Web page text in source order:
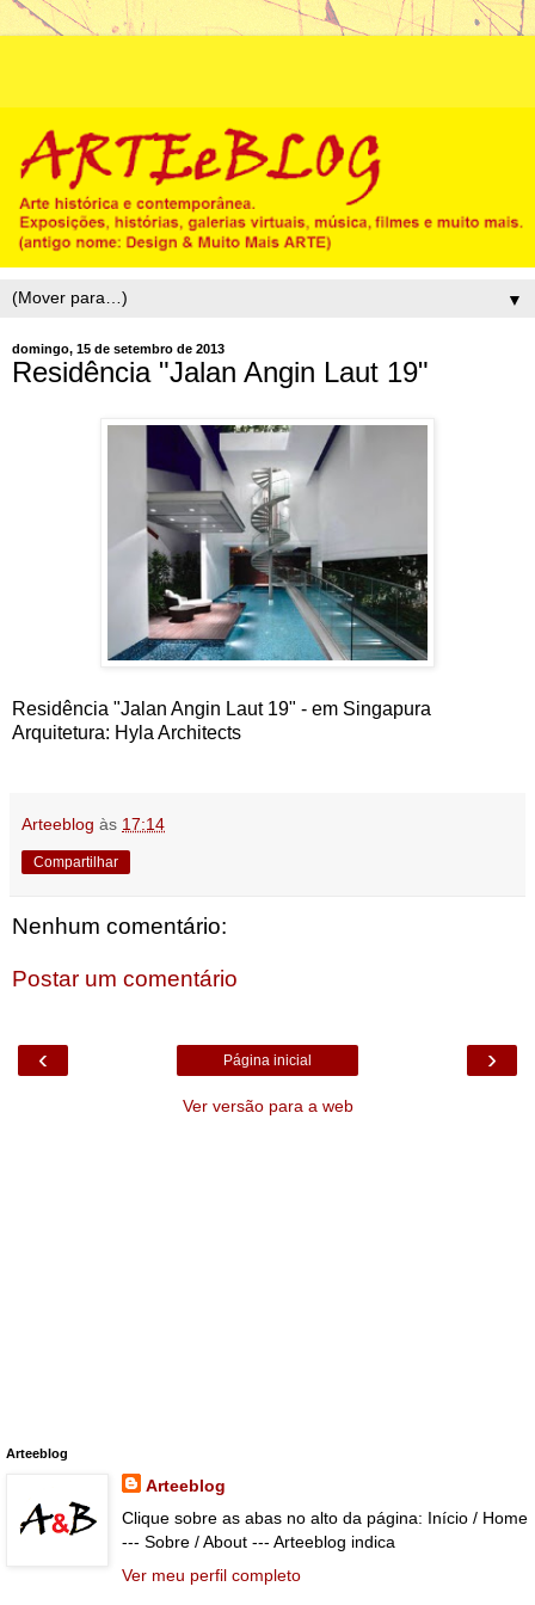
▼
domingo, 15 de setembro de 2013
Residência "Jalan Angin Laut 19"
Residência "Jalan Angin Laut 19" - em Singapura
Arquitetura: Hyla Architects
Arteeblog às 17:14
Compartilhar
Nenhum comentário:
Postar um comentário
‹ ›
Página inicial
Ver versão para a web
Arteeblog
Arteeblog
Clique sobre as abas no alto da página: Início / Home
--- Sobre / About --- Arteeblog indica
Ver meu perfil completo